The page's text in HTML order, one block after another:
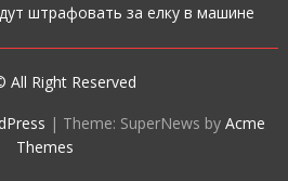
штрафовать за елку в машине
All Right Reserved
| Theme: SuperNews byAcme
Themes